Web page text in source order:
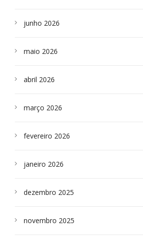
junho 2026
maio 2026
abril 2026
março 2026
fevereiro 2026
janeiro 2026
dezembro 2025
novembro 2025